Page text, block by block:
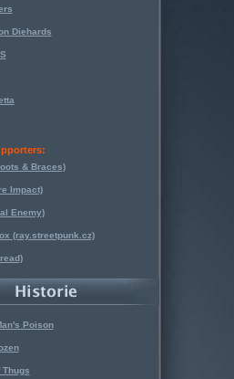
Diehards
& Braces)
Impact)
Enemy)
(ray.streetpunk.cz)
Poison
Thugs